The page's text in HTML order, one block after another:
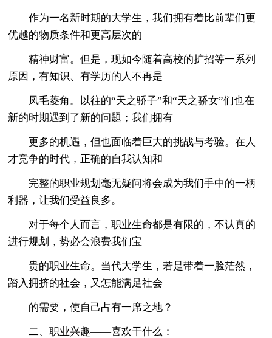
作为一名新时期的大学生，我们拥有着比前辈们更
优越的物质条件和更高层次的
精神财富。但是，现如今随着高校的扩招等一系列
原因，有知识、有学历的人不再是
凤毛菱角。以往的“天之骄子”和“天之骄女”们也在
新的时期遇到了新的问题；我们拥有
更多的机遇，但也面临着巨大的挑战与考验。在人
才竞争的时代，正确的自我认知和
完整的职业规划毫无疑问将会成为我们手中的一柄
利器，让我们受益良多。
对于每个人而言，职业生命都是有限的，不认真的
进行规划，势必会浪费我们宝
贵的职业生命。当代大学生，若是带着一脸茫然，
踏入拥挤的社会，又怎能满足社会
的需要，使自己占有一席之地？
二、职业兴趣——喜欢干什么：